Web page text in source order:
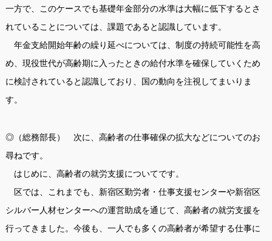
一方で、このケースでも基礎年金部分の水準は大幅に低下するとさ
れていることについては、課題であると認識しています。
年金支給開始年齢の繰り延べについては、制度の持続可能性を高
め、現役世代が高齢期に入ったときの給付水準を確保していくため
に検討されていると認識しており、国の動向を注視してまいりま
す。
◎（総務部長） 次に、高齢者の仕事確保の拡大などについてのお
尋ねです。
はじめに、高齢者の就労支援についてです。
区では、これまでも、新宿区勤労者・仕事支援センターや新宿区
シルバー人材センターへの運営助成を通じて、高齢者の就労支援を
行ってきました。今後も、一人でも多くの高齢者が希望する仕事に